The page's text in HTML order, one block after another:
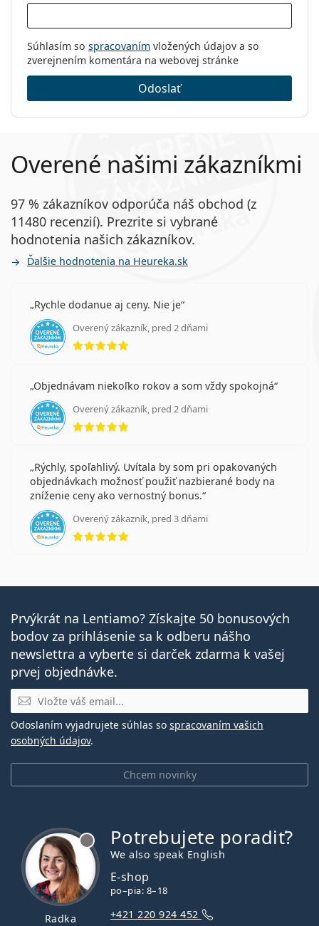
Súhlasím so spracovaním vložených údajov a so
zverejnením komentára na webovej stránke
Odoslať
Overené našimi zákazníkmi
97 % zákazníkov odporúča náš obchod (z
11480 recenzií). Prezrite si vybrané
hodnotenia našich zákazníkov.
Ďalšie hodnotenia na Heureka.sk
Rychle dodanue aj ceny. Nie je
Overený zákazník, pred 2 dňami
hodnotenie 5 z 5
Objednávam niekoľko rokov a som vždy spokojná
Overený zákazník, pred 2 dňami
hodnotenie 5 z 5
Rýchly, spoľahlivý. Uvítala by som pri opakovaných
objednávkach možnosť použiť nazbierané body na
zníženie ceny ako vernostný bonus.
Overený zákazník, pred 3 dňami
hodnotenie 5 z 5
Prvýkrát na Lentiamo? Získajte 50 bonusových
bodov za prihlásenie sa k odberu nášho
newslettra a vyberte si darček zdarma k vašej
prvej objednávke.
E-mail
Chcem novinky
Odoslaním vyjadrujete súhlas so spracovaním vašich
osobných údajov.
Radka
Potrebujete poradiť?
We also speak English
E-shop
po–pia: 8–18
+421 220 924 452